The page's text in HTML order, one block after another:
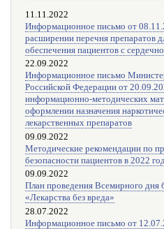
11.11.2022
Информационное письмо от
расширении перечня препаратов
обеспечения пациентов с
22.09.2022
Информационное письмо
Российской Федерации от
информационно-методических
оформлении назначения
лекарственных препаратов
09.09.2022
Методические рекомендации по
безопасности пациентов в 2022
09.09.2022
План проведения Всемирного дня
«Лекарства без вреда»
28.07.2022
Информационное письмо от